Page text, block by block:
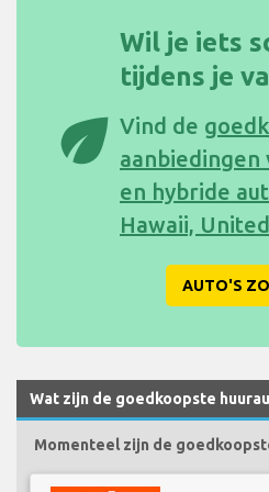
eco
Wil je iets
tijdens je
Vind de
en hybride
Hawaii,
AUTO'S
Wat zijn de goedkoopste
Momenteel zijn de